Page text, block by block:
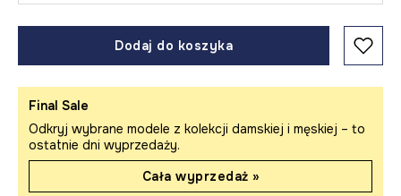
Dodaj do koszyka
Final Sale
Odkryj wybrane modele z kolekcji damskiej i męskiej – to
ostatnie dni wyprzedaży.
Cała wyprzedaż »